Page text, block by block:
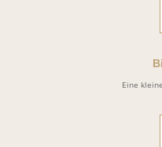
Eine